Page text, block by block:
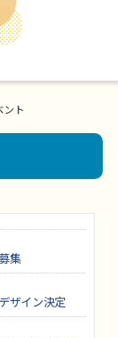
ント
集
ザイン決定